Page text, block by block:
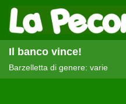
Il banco vince!
Barzelletta di genere: varie